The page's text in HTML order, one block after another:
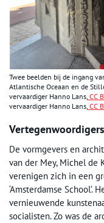
Twee beelden bij de ingang
Atlantische Oceaan en de
vervaardiger Hanno Lans, CC
vervaardiger Hanno Lans, CC
De vormgevers en
van der Mey, Michel de
verenigen zich in een
‘Amsterdamse School’.
vernieuwende
socialisten. Zo was de